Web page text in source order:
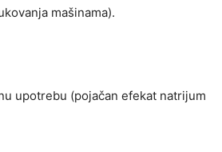
mašinama).
upotrebu (pojačan efekat natrijum